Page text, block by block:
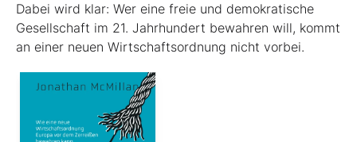
Dabei wird klar: Wer eine freie und demokratische
Gesellschaft im 21. Jahrhundert bewahren will, kommt
an einer neuen Wirtschaftsordnung nicht vorbei.